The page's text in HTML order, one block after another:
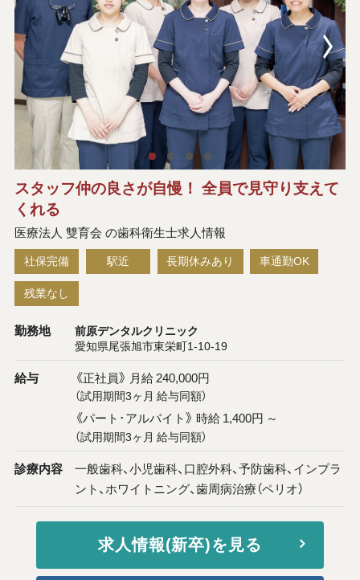
スタッフ仲の良さが自慢！ 全員で見守り支えて
くれる
医療法人 雙育会 の歯科衛生士求人情報
社保完備 駅近 長期休みあり 車通勤OK
残業なし
勤務地 前原デンタルクリニック
愛知県尾張旭市東栄町1-10-19
給与 《正社員》 月給 240,000円
（試用期間3ヶ月 給与同額）
《パート･アルバイト》 時給 1,400円 ～
（試用期間3ヶ月 給与同額）
診療内容
一般歯科、小児歯科、口腔外科、予防歯科、インプラ
ント、ホワイトニング、歯周病治療（ペリオ）
求人情報(新卒)を見る